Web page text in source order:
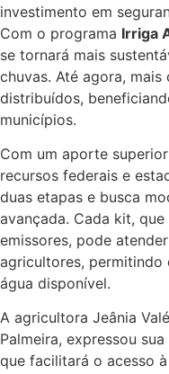
investimento em
Com o programa Irriga
se tornará mais
chuvas. Até agora,
distribuídos,
municípios.
Com um aporte
recursos federais e
duas etapas e busca
avançada. Cada kit,
emissores, pode
agricultores, permitindo
água disponível.
A agricultora Jeânia
Palmeira, expressou
que facilitará o acesso